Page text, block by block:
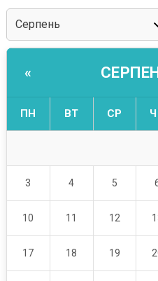
«
ПН ВТ СР
3 4 5
10 11 12
17 18 19